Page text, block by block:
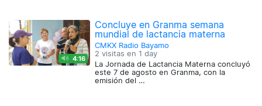
4:16
Concluye en Granma semana
mundial de lactancia materna
CMKX Radio Bayamo
2 visitas en 1 day
La Jornada de Lactancia Materna concluyó
este 7 de agosto en Granma, con la
emisión del …